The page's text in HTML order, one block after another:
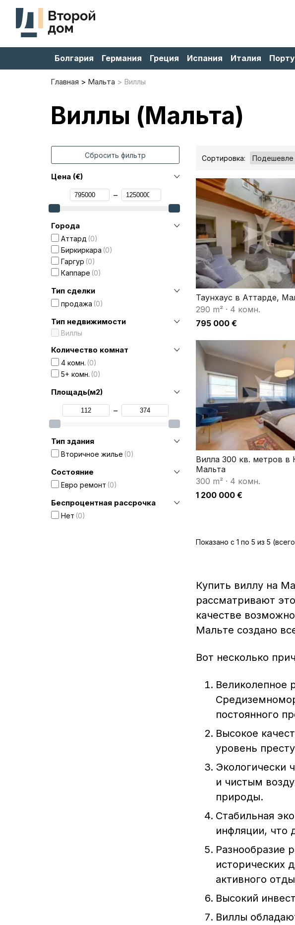
Болгария Германия Греция Испания Италия
Главная Мальта Виллы
Виллы (Мальта)
Сбросить фильтр
Цена (€)
–
Города
Аттард 0
Биркиркара 0
Гаргур 0
Каппаре 0
Тип сделки
продажа 0
Тип недвижимости
Виллы
Количество комнат
4 комн. 0
5+ комн. 0
Площадь(м2)
–
Тип здания
Вторичное жилье 0
Состояние
Евро ремонт 0
Беспроцентная рассрочка
Нет 0
Сортировка:
Таунхаус в Аттарде,
290 m² · 4 комн.
795 000 €
Вилла 300 кв. метров в
Мальта
300 m² · 4 комн.
1 200 000 €
Показано с 1 по 5 из 5
Купить виллу на
рассматривают
качестве
Мальте создано
Вот несколько
Великолепное
постоянного
Высокое
уровень
Экологически
и чистым
природы.
Стабильная
инфляции, что
Разнообразие
исторических
активного
Высокий
Виллы